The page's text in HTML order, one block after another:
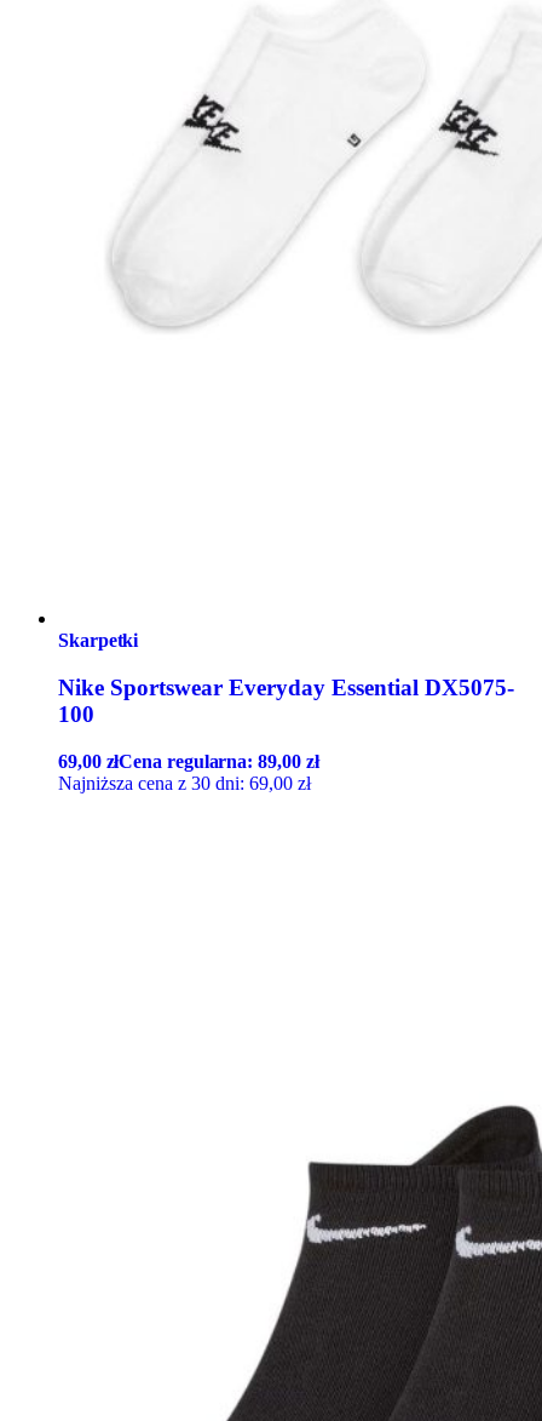
Skarpetki
Nike Sportswear Everyday Essential DX5075-
100
69,00 złCena regularna:89,00 zł
Najniższa cena z 30 dni: 69,00 zł